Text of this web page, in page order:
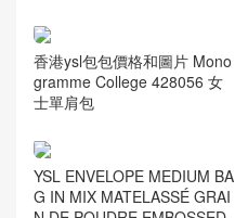
香港ysl包包價格和圖片 Mono
gramme College 428056 女
士單肩包
YSL ENVELOPE MEDIUM BA
G IN MIX MATELASSÉ GRAI